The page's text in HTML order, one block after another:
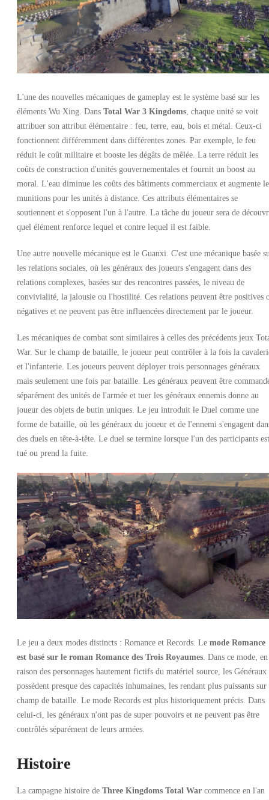
L'une des nouvelles mécaniques de gameplay est le système basé sur les
éléments Wu Xing. Dans Total War 3 Kingdoms, chaque unité se voit
attribuer son attribut élémentaire : feu, terre, eau, bois et métal. Ceux-ci
fonctionnent différemment dans différentes zones. Par exemple, le feu
réduit le coût militaire et booste les dégâts de mêlée. La terre réduit les
coûts de construction d'unités gouvernementales et fournit un boost au
moral. L'eau diminue les coûts des bâtiments commerciaux et augmente
munitions pour les unités à distance. Ces attributs élémentaires se
soutiennent et s'opposent l'un à l'autre. La tâche du joueur sera de
quel élément renforce lequel et contre lequel il est faible.
Une autre nouvelle mécanique est le Guanxi. C'est une mécanique basée
les relations sociales, où les généraux des joueurs s'engagent dans des
relations complexes, basées sur des rencontres passées, le niveau de
convivialité, la jalousie ou l'hostilité. Ces relations peuvent être positives
négatives et ne peuvent pas être influencées directement par le joueur.
Les mécaniques de combat sont similaires à celles des précédents jeux
War. Sur le champ de bataille, le joueur peut contrôler à la fois la
et l'infanterie. Les joueurs peuvent déployer trois personnages généraux
mais seulement une fois par bataille. Les généraux peuvent être
séparément des unités de l'armée et tuer les généraux ennemis donne au
joueur des objets de butin uniques. Le jeu introduit le Duel comme une
forme de bataille, où les généraux du joueur et de l'ennemi s'engagent
des duels en tête-à-tête. Le duel se termine lorsque l'un des participants est
tué ou prend la fuite.
Le jeu a deux modes distincts : Romance et Records. Le mode Romance
est basé sur le roman Romance des Trois Royaumes. Dans ce mode, en
raison des personnages hautement fictifs du matériel source, les Généraux
possèdent presque des capacités inhumaines, les rendant plus puissants sur
champ de bataille. Le mode Records est plus historiquement précis. Dans
celui-ci, les généraux n'ont pas de super pouvoirs et ne peuvent pas être
contrôlés séparément de leurs armées.
Histoire
La campagne histoire de Three Kingdoms Total War commence en l'an